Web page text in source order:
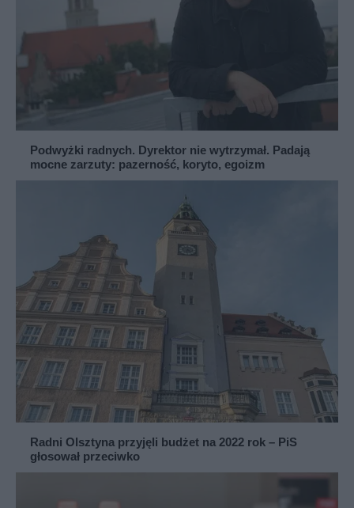
Podwyżki radnych. Dyrektor nie wytrzymał. Padają
mocne zarzuty: pazerność, koryto, egoizm
Radni Olsztyna przyjęli budżet na 2022 rok – PiS
głosował przeciwko